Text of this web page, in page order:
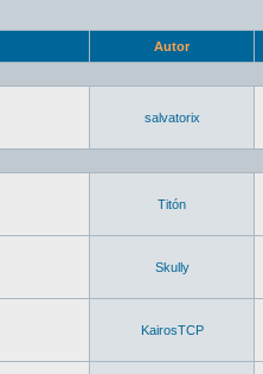
Autor
salvatorix
Titón
Skully
KairosTCP